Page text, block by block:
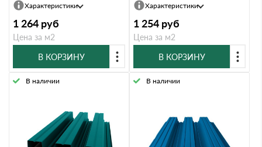
Характеристики
1 264 руб
Цена за м2
В КОРЗИНУ
Характеристики
1 254 руб
Цена за м2
В КОРЗИНУ
В наличии В наличии